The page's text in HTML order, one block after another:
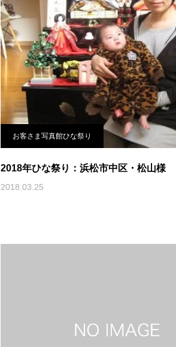
お客さま写真館ひな祭り
2018年ひな祭り：浜松市中区・松山様
2018.03.25